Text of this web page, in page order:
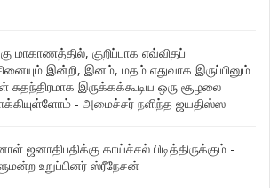
மாகாணத்தில், குறிப்பாக எவ்விதப்
இன்றி, இனம், மதம் எதுவாக இருப்பினும்
சுதந்திரமாக இருக்கக்கூடிய ஒரு சூழலை
- அமைச்சர் நளிந்த ஜயதிஸ்ஸ
ஜனாதிபதிக்கு காய்ச்சல் பிடித்திருக்கும் -
உறுப்பினர் ஸ்ரீநேசன்